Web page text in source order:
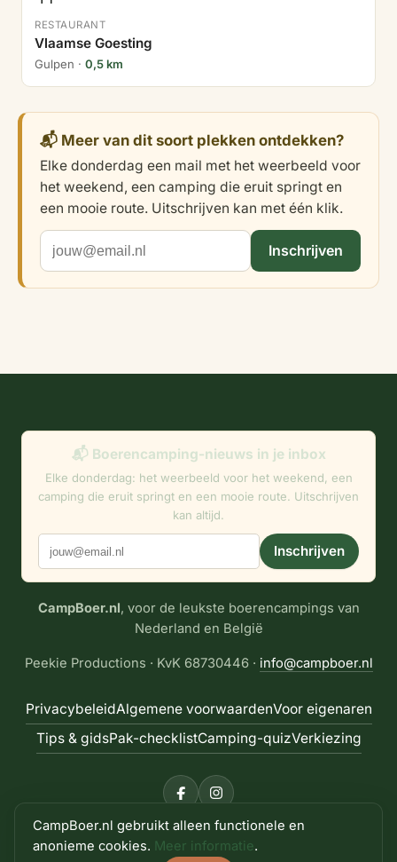
RESTAURANT
Vlaamse Goesting
Gulpen · 0,5 km
📬 Meer van dit soort plekken ontdekken?
Elke donderdag een mail met het weerbeeld voor
het weekend, een camping die eruit springt en
een mooie route. Uitschrijven kan met één klik.
Inschrijven
📬 Boerencamping-nieuws in je inbox
Elke donderdag: het weerbeeld voor het weekend, een
camping die eruit springt en een mooie route. Uitschrijven
kan altijd.
Inschrijven
CampBoer.nl, voor de leukste boerencampings van
Nederland en België
Peekie Productions · KvK 68730446 · info@campboer.nl
PrivacybeleidAlgemene voorwaardenVoor eigenaren
Tips & gidsPak-checklistCamping-quizVerkiezing
© 2026 CampBoer.nl · Alle rechten voorbehouden · site
door Peekie Productions
CampBoer.nl gebruikt alleen functionele en
anonieme cookies. Meer informatie.